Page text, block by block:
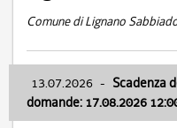
Comune di Lignano
13.07.2026 - Scadenza
domande: 17.08.2026